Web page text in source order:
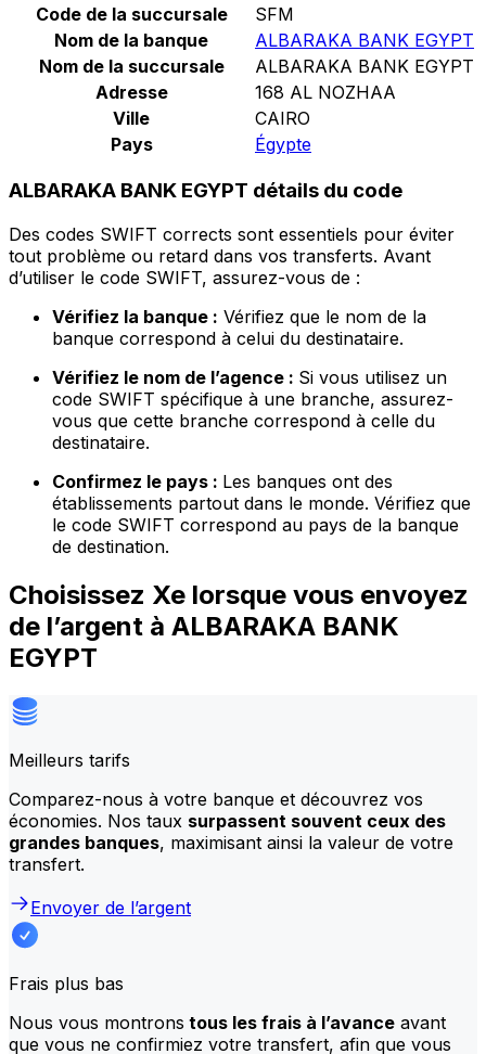
Code de la succursale
SFM
Nom de la banque
ALBARAKA BANK EGYPT
Nom de la succursale
ALBARAKA BANK EGYPT
Adresse
168 AL NOZHAA
Ville
CAIRO
Pays
Égypte
ALBARAKA BANK EGYPT détails du code
Des codes SWIFT corrects sont essentiels pour éviter
tout problème ou retard dans vos transferts. Avant
d’utiliser le code SWIFT, assurez-vous de :
Vérifiez la banque : Vérifiez que le nom de la
banque correspond à celui du destinataire.
Vérifiez le nom de l’agence : Si vous utilisez un
code SWIFT spécifique à une branche, assurez-
vous que cette branche correspond à celle du
destinataire.
Confirmez le pays : Les banques ont des
établissements partout dans le monde. Vérifiez que
le code SWIFT correspond au pays de la banque
de destination.
Choisissez Xe lorsque vous envoyez
de l’argent à ALBARAKA BANK
EGYPT
Meilleurs tarifs
Comparez-nous à votre banque et découvrez vos
économies. Nos taux surpassent souvent ceux des
grandes banques, maximisant ainsi la valeur de votre
transfert.
Envoyer de l’argent
Frais plus bas
Nous vous montrons tous les frais à l’avance avant
que vous ne confirmiez votre transfert, afin que vous